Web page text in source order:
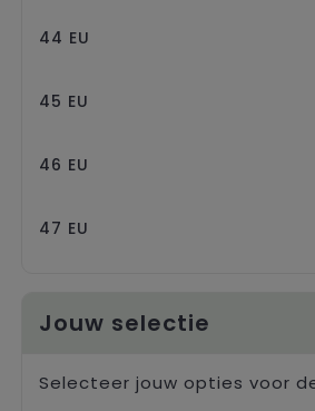
44 EU
45 EU
46 EU
47 EU
Jouw selectie
Selecteer jouw opties voor